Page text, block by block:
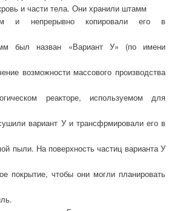
и части тела. Они хранили штамм
и непрерывно копировали его в
был назван «Вариант У» (по имени
возможности массового производства
реакторе, используемом для
вариант У и трансфрмировали его в
пыли. На поверхность частиц варианта У
покрытие, чтобы они могли планировать